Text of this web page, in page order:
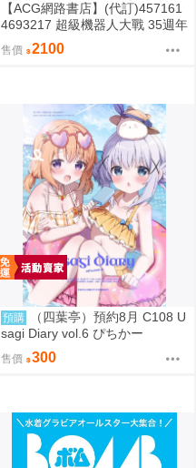
【ACG網路書店】(代訂)457161
4693217 超級機器人大戰 35週年
紀念 JAM Project 主題歌完整專
輯 通常盤
售價 2100
預購
（四葉亭）預約8月 C108 U
sagi Diary vol.6 ぴちかー
售價 300